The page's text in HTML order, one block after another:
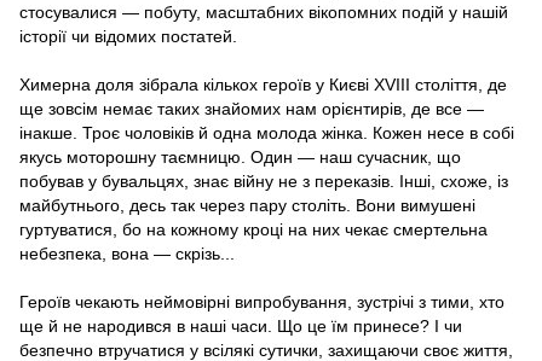
стосувалися — побуту, масштабних вікопомних подій у нашій
історії чи відомих постатей.
Химерна доля зібрала кількох героїв у Києві ХVIII століття, де
ще зовсім немає таких знайомих нам орієнтирів, де все —
інакше. Троє чоловіків й одна молода жінка. Кожен несе в собі
якусь моторошну таємницю. Один — наш сучасник, що
побував у бувальцях, знає війну не з переказів. Інші, схоже, із
майбутнього, десь так через пару століть. Вони вимушені
гуртуватися, бо на кожному кроці на них чекає смертельна
небезпека, вона — скрізь...
Героїв чекають неймовірні випробування, зустрічі з тими, хто
ще й не народився в наші часи. Що це їм принесе? І чи
безпечно втручатися у всілякі сутички, захищаючи своє життя,